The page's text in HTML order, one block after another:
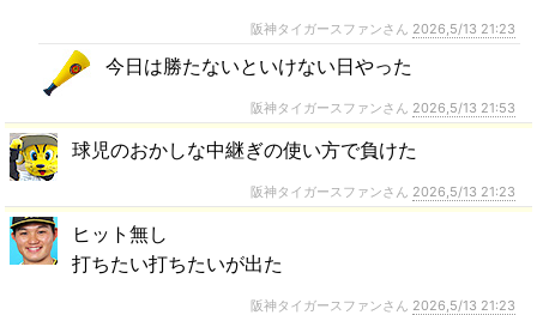
阪神タイガースファンさん 2026,5/13 21:23
今日は勝たないといけない日やった
阪神タイガースファンさん 2026,5/13 21:53
球児のおかしな中継ぎの使い方で負けた
阪神タイガースファンさん 2026,5/13 21:23
ヒット無し
打ちたい打ちたいが出た
阪神タイガースファンさん 2026,5/13 21:23